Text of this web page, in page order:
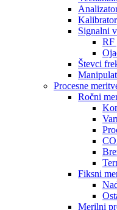
Signalni
RF
Števci
Procesne
Ročni
Fiksni
Merilni